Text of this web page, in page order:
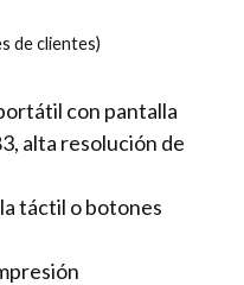
de clientes)
con pantalla
alta resolución de
táctil o botones